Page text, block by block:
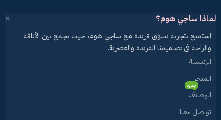
لماذا ساجي هوم؟
استمتع بتجربة تسوق فريدة مع ساجي هوم، حيث نجمع بين الأناقة
والراحة في تصاميمنا الفريدة والعصرية.
الرئيسية
المتجر
الوظائف
جديد
تواصل معنا